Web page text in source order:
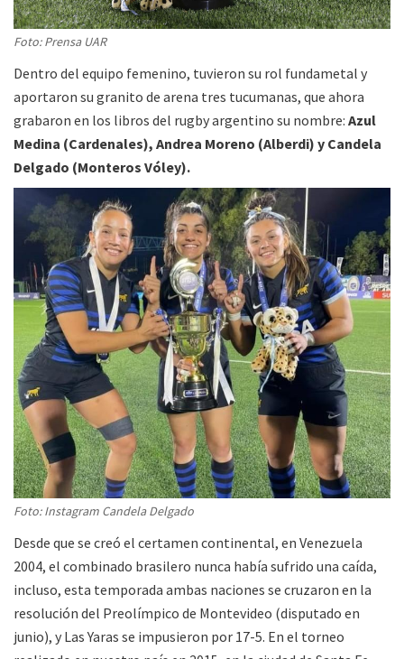
Foto: Prensa UAR
Dentro del equipo femenino, tuvieron su rol fundametal y
aportaron su granito de arena tres tucumanas, que ahora
grabaron en los libros del rugby argentino su nombre: Azul
Medina (Cardenales), Andrea Moreno (Alberdi) y Candela
Delgado (Monteros Vóley).
Foto: Instagram Candela Delgado
Desde que se creó el certamen continental, en Venezuela
2004, el combinado brasilero nunca había sufrido una caída,
incluso, esta temporada ambas naciones se cruzaron en la
resolución del Preolímpico de Montevideo (disputado en
junio), y Las Yaras se impusieron por 17-5. En el torneo